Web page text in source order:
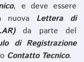
, e deve essere
nuova Lettera di
da parte del
di Registrazione
Contatto Tecnico.